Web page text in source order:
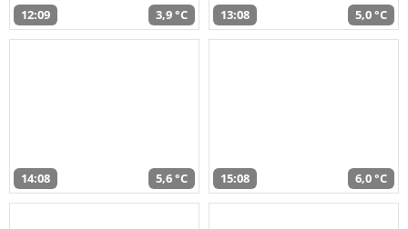
12:09 3,9 °C 13:08 5,0 °C
14:08 5,6 °C 15:08 6,0 °C